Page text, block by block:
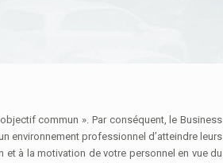
environnement professionnel d’atteindre leurs
à la motivation de votre personnel en vue du